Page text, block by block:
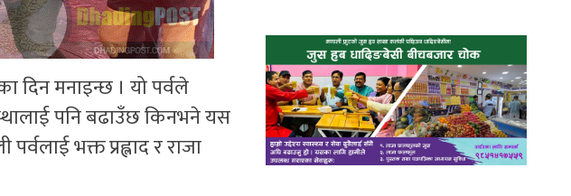
दिन मनाइन्छ । यो पर्वले
पनि बढाउँछ किनभने यस
भक्त प्रह्लाद र राजा